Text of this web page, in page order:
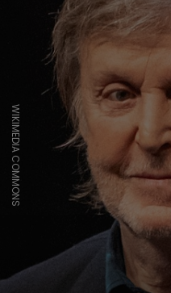
WIKIMEDIA COMMONS